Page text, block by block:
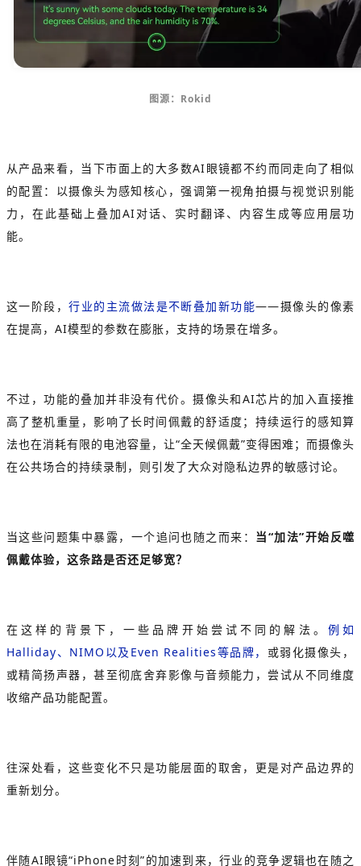
图源：Rokid
从产品来看，当下市面上的大多数AI眼镜都不约而同走向了相似
的配置：以摄像头为感知核心，强调第一视角拍摄与视觉识别能
力，在此基础上叠加AI对话、实时翻译、内容生成等应用层功
能。
这一阶段，行业的主流做法是不断叠加新功能——摄像头的像素
在提高，AI模型的参数在膨胀，支持的场景在增多。
不过，功能的叠加并非没有代价。摄像头和AI芯片的加入直接推
高了整机重量，影响了长时间佩戴的舒适度；持续运行的感知算
法也在消耗有限的电池容量，让“全天候佩戴”变得困难；而摄像头
在公共场合的持续录制，则引发了大众对隐私边界的敏感讨论。
当这些问题集中暴露，一个追问也随之而来： 当“加法”开始反噬
佩戴体验，这条路是否还足够宽？
在这样的背景下，一些品牌开始尝试不同的解法。 例如
Halliday、NIMO以及Even Realities等品牌， 或弱化摄像头，
或精简扬声器，甚至彻底舍弃影像与音频能力，尝试从不同维度
收缩产品功能配置。
往深处看，这些变化不只是功能层面的取舍，更是对产品边界的
重新划分。
伴随AI眼镜“iPhone时刻”的加速到来，行业的竞争逻辑也在随之